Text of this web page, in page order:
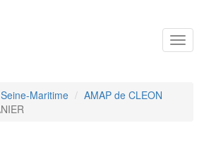
Maritime
AMAP de CLEON